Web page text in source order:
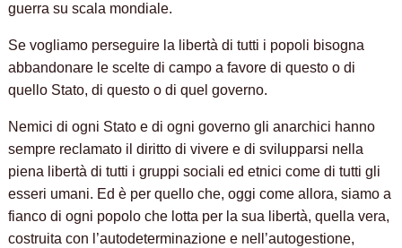
guerra su scala mondiale.
Se vogliamo perseguire la libertà di tutti i popoli bisogna
abbandonare le scelte di campo a favore di questo o di
quello Stato, di questo o di quel governo.
Nemici di ogni Stato e di ogni governo gli anarchici hanno
sempre reclamato il diritto di vivere e di svilupparsi nella
piena libertà di tutti i gruppi sociali ed etnici come di tutti gli
esseri umani. Ed è per quello che, oggi come allora, siamo a
fianco di ogni popolo che lotta per la sua libertà, quella vera,
costruita con l’autodeterminazione e nell’autogestione,